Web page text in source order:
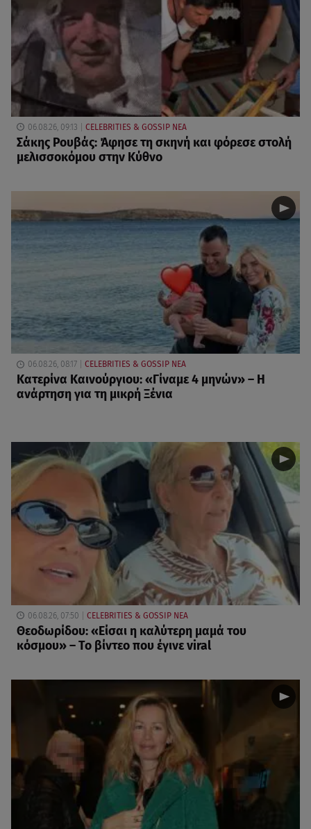
06.08.26, 09:13 CELEBRITIES & GOSSIP ΝΕΑ
Σάκης Ρουβάς: Άφησε τη σκηνή και φόρεσε στολή
μελισσοκόμου στην Κύθνο
06.08.26, 08:17 CELEBRITIES & GOSSIP ΝΕΑ
Κατερίνα Καινούργιου: «Γίναμε 4 μηνών» – Η
ανάρτηση για τη μικρή Ξένια
06.08.26, 07:50 CELEBRITIES & GOSSIP ΝΕΑ
Θεοδωρίδου: «Είσαι η καλύτερη μαμά του
κόσμου» – Το βίντεο που έγινε viral